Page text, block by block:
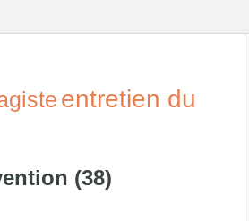
entretien du
(38)